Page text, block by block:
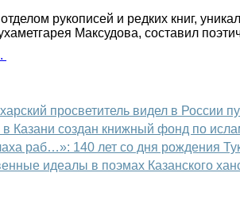
рукописей и редких книг,
Максудова, составил
просветитель видел в России
в Казани создан книжный фонд по
раб…»: 140 лет со дня рождения
идеалы в поэмах Казанского